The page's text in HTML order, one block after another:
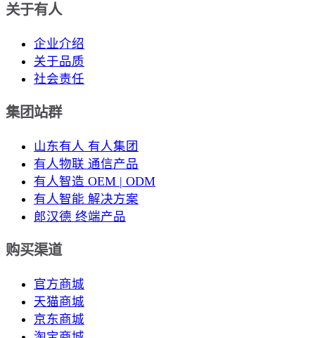
关于有人
企业介绍
关于品质
社会责任
集团站群
山东有人 有人集团
有人物联 通信产品
有人智造 OEM | ODM
有人智能 解决方案
郎汉德 终端产品
购买渠道
官方商城
天猫商城
京东商城